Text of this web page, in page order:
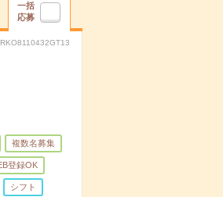
一括
応募
複数名募集
登録OK
シフト